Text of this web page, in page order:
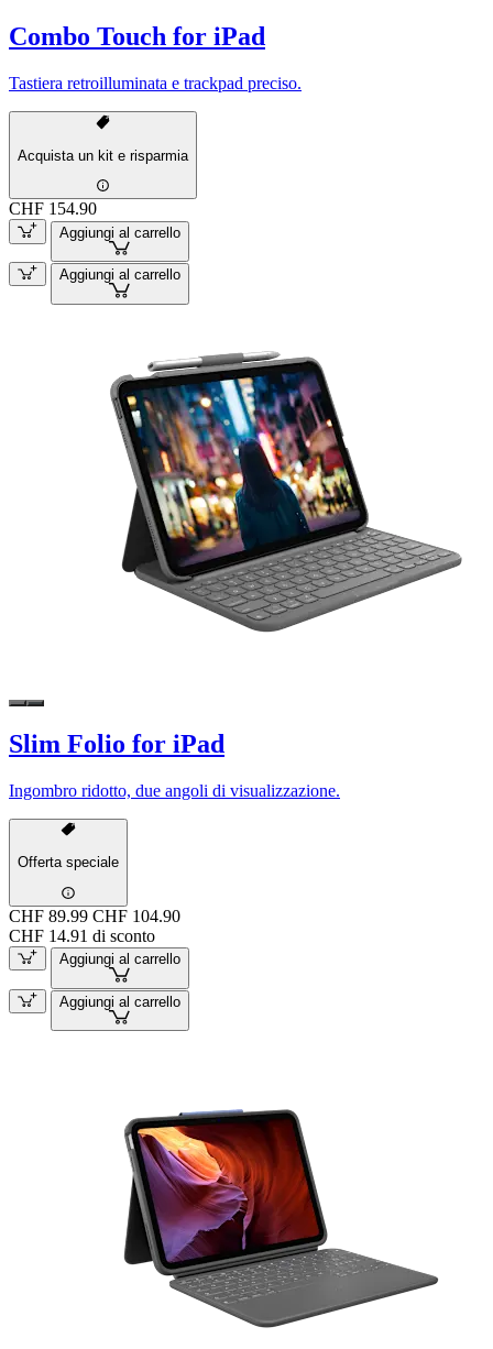
Combo Touch for iPad
Tastiera retroilluminata e trackpad preciso.
Acquista un kit e risparmia
CHF 154.90
Aggiungi al carrello
Aggiungi al carrello
Slim Folio for iPad
Ingombro ridotto, due angoli di visualizzazione.
Offerta speciale
CHF 89.99 CHF 104.90
CHF 14.91 di sconto
Aggiungi al carrello
Aggiungi al carrello